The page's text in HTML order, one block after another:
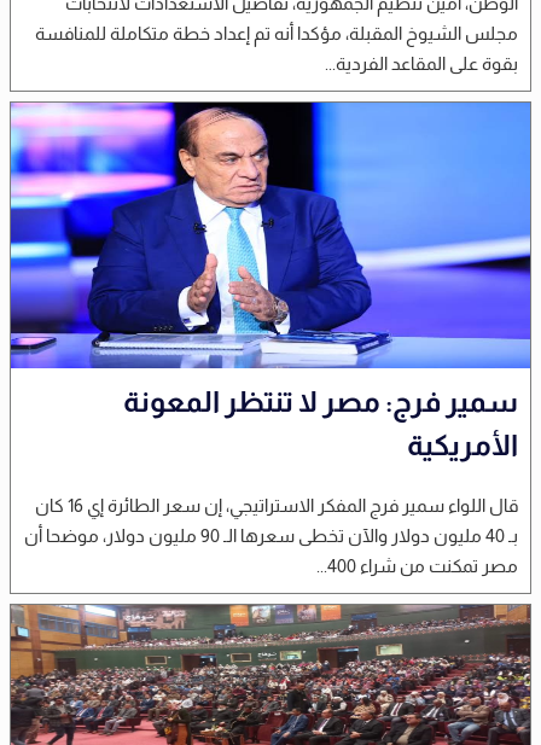
مجلس الشيوخ المقبلة، مؤكدا أنه تم إعداد خطة متكاملة للمنافسة
بقوة على المقاعد الفردية...
سمير فرج: مصر لا تنتظر المعونة
الأمريكية
قال اللواء سمير فرج المفكر الاستراتيجي، إن سعر الطائرة إي 16 كان
بـ 40 مليون دولار والآن تخطى سعرها الـ 90 مليون دولار، موضحا أن
مصر تمكنت من شراء 400...